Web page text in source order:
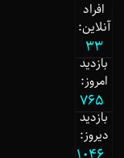
افراد
آنلاین:
33
بازدید
امروز:
765
بازدید
دیروز: